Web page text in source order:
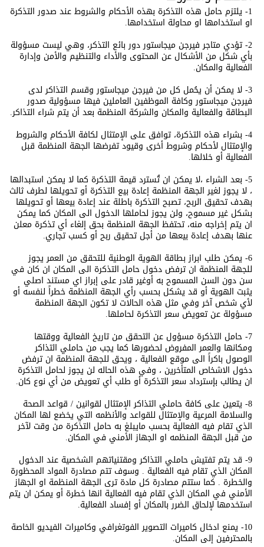
1- يلتزم حامل هذه التذكرة بهذه الأحكام والشروط عند صدور التذكرة
او استخدامها او محاولة استخدامها.
2- تؤدي متاجر فيرجن ميجاستور دور بائع التذكر، وهي ليست مسؤولة
بأي شكل من الأشكال عن المحتوى والأداء والتنظيم والأمن وإدارة
الفعالية والمكان.
3- لا يمكن أن يحُمل كل من فيرجن ميجاستور وقسم التذاكر لدى
فيرجن ميجاستور وكافة الموظفين العاملين فيها مسؤولية صدور
البطاقة والفعالية والمكان والشركة المنظمة بعد أن يتم شراء التذاكر.
4- بشراء هذه التذكرة، توافق على الإمتثال لكافة الأحكام والشروط
والإمتثال لأحكام وشروط أخرى وقيود تفرضها الجهة المنظمة قبل
الفعالية أو خلالها.
5- بعد الشراء ،لا يمكن ان تُسترد قيمة التذكرة كما لا يمكن استبدالها
، لا يجوز لغير الجهة المنظمة إعادة بيع التذكرة أو تحويلها لطرف ثالث
بهدف تحقيق الربح، تصبح التذكرة باطلة عند إعادة بيعها أو تحويلها
بشكل غير مسموح، ولن يجوز لحاملها الدخول الى المكان كما يمكن
ان يتم إخراجه منه، تحتفظ الجهة المنظمة بحق إلغاء أي تذكرة معلن
عنها بهدف إعادة بيعها من أجل تحقيق ربح أو كسب تجاري.
6- يمكن طلب ابراز بطاقة الهوية الوطنية للتحقق من العمر يجوز
للجهة المنظمة ان ترفض دخول حامل التذكرة الى المكان ان كان في
سن دون السن المسموح به أوغير قادر على إبراز اي مستند اصلي
يثبت الهوية أو قد يشكل بحسب رأي الجهة المنظمة خطراً لنفسه أو
لأي شخص آخر وفي مثل هذه الحالات لا تكون الجهة المنظمة
مسؤولة عن تعويض سعر التذكرة لحاملها.
7- حامل التذكرة مسؤول عن التحقق من تاريخ الفعالية ووقتها
ومكانها والعمر المفروض لحضورها كما يجب من حاملي التذاكر
الوصول باكراً الى موقع الفعالية ، ويحق للجهة المنظمة ان ترفض
دخول الاشخاص المتأخرين ، وفي هذه الحاله لن يجوز لحامل التذكرة
ان يطالب بإسترداد سعر التذكرة أو طلب أي تعويض من أي نوع كان.
8- يتعين على كافة حاملي التذاكر الإمتثال لقوانين / قواعد الصحة
والسلامة المرعية والإمتثال للقواعد والأنظمه التي يخضع لها المكان
الذي تقام فيه الفعالية بحسب مايبلغ به حامل التذكرة من وقت لآخر
من قبل الجهة المنظمه او الجهاز الأمني في المكان.
9- قد يتم تفتيش حاملي التذاكر ومقتنياتهم الشخصية عند الدخول
المكان الذي تقام فيه الفعالية . وسوف تتم مصادرة المواد المحظورة
والخطرة . كما ستتم مصادرة كل مادة ترى الجهة المنظمة او الجهاز
الأمني في المكان الذي تقام فيه الفعالية انها خطرة أو يمكن ان يتم
استخدمها لإلحاق الضرر بالمكان أو إفساد الفعالية.
10- يمنع ادخال كاميرات التصوير الفوتغرافي وكاميرات الفيديو الخاصة
بالمحترفين إلى المكان.